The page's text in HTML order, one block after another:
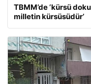
TBMM’de ‘kürsü
milletin kürsüsüdür’